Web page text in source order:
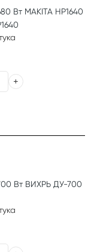
Вт MAKITA НР1640
Вт ВИХРЬ ДУ-700